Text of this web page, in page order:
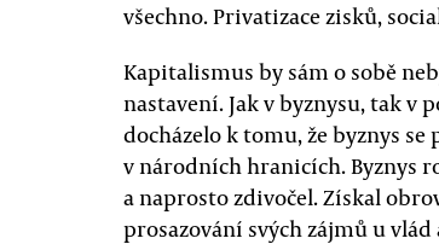
všechno. Privatizace zisků,
Kapitalismus by sám o sobě
nastavení. Jak v byznysu, tak
docházelo k tomu, že byznys
v národních hranicích. Byznys
a naprosto zdivočel. Získal
prosazování svých zájmů u